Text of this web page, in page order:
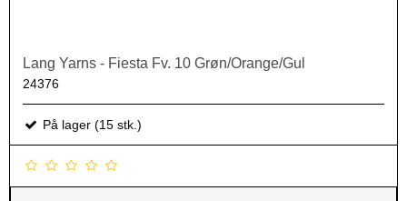
Lang Yarns - Fiesta Fv. 10 Grøn/Orange/Gul
24376
På lager (15 stk.)